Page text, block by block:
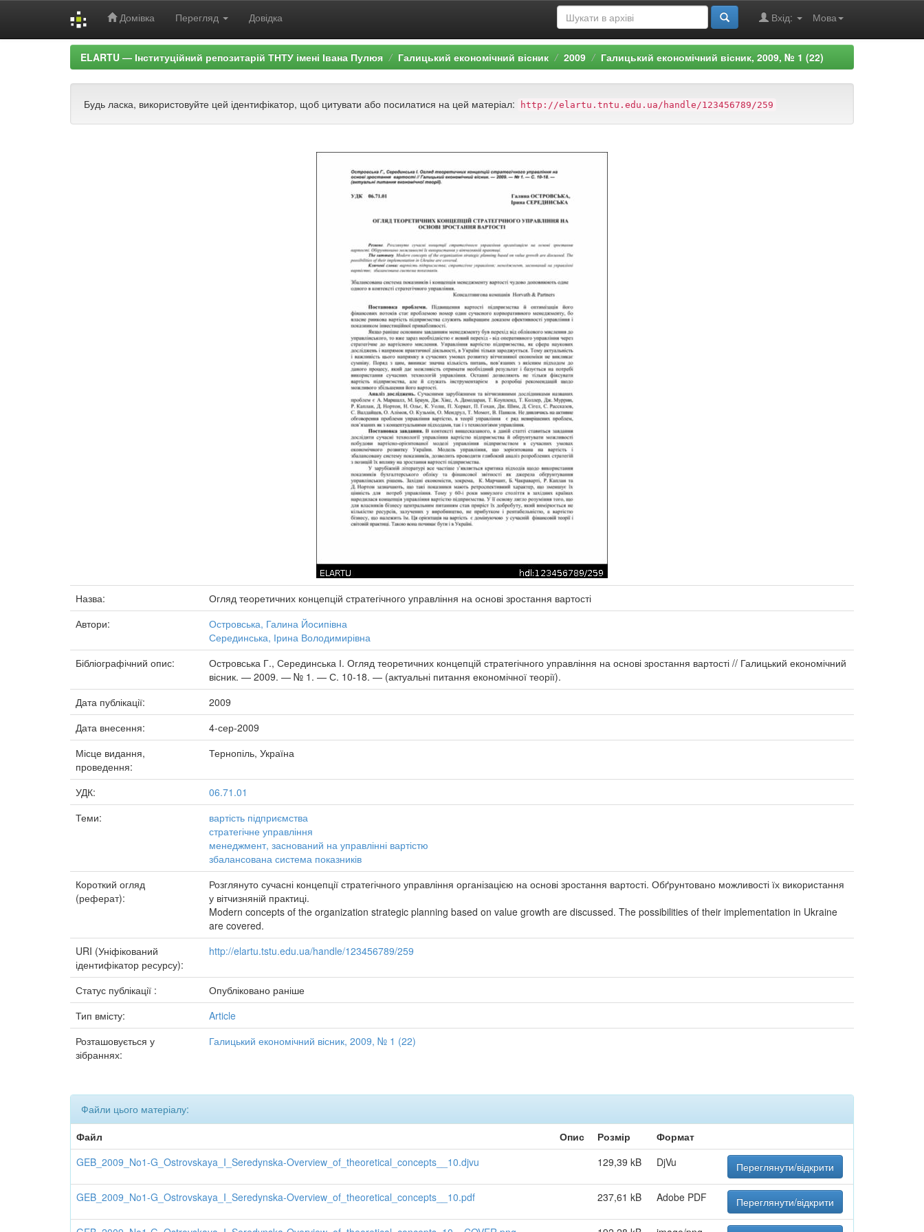
Домівка Перегляд Довідка Мова
Вхід:
ELARTU — Інституційний репозитарій ТНТУ імені Івана Пулюя Галицький економічний вісник 2009 Галицький економічний вісник, 2009, № 1 (22)
Будь ласка, використовуйте цей ідентифікатор, щоб цитувати або посилатися на цей матеріал: http://elartu.tntu.edu.ua/handle/123456789/259
Назва:
Огляд теоретичних концепцій стратегічного управління на основі зростання вартості
Автори:
Островська, Галина Йосипівна
Серединська, Ірина Володимирівна
Бібліографічний опис:
Островська Г., Серединська І. Огляд теоретичних концепцій стратегічного управління на основі зростання вартості // Галицький економічний
вісник. — 2009. — № 1. — С. 10-18. — (актуальні питання економічної теорії).
Дата публікації:
2009
Дата внесення:
4-сер-2009
Місце видання,
проведення:
Тернопіль, Україна
УДК:
06.71.01
Теми:
вартість підприємства
стратегічне управління
менеджмент, заснований на управлінні вартістю
збалансована система показників
Короткий огляд
(реферат):
Розглянуто сучасні концепції стратегічного управління організацією на основі зростання вартості. Обґрунтовано можливості їх використання
у вітчизняній практиці.
Modern concepts of the organization strategic planning based on value growth are discussed. The possibilities of their implementation in Ukraine
are covered.
URI (Уніфікований
ідентифікатор ресурсу):
http://elartu.tstu.edu.ua/handle/123456789/259
Статус публікації :
Опубліковано раніше
Тип вмісту:
Article
Розташовується у
зібраннях:
Галицький економічний вісник, 2009, № 1 (22)
Файли цього матеріалу:
Файл
Опис Розмір
Формат
GEB_2009_No1-G_Ostrovskaya_I_Seredynska-Overview_of_theoretical_concepts__10.djvu
129,39 kB DjVu Переглянути/відкрити
GEB_2009_No1-G_Ostrovskaya_I_Seredynska-Overview_of_theoretical_concepts__10.pdf 237,61 kB Adobe PDF Переглянути/відкрити